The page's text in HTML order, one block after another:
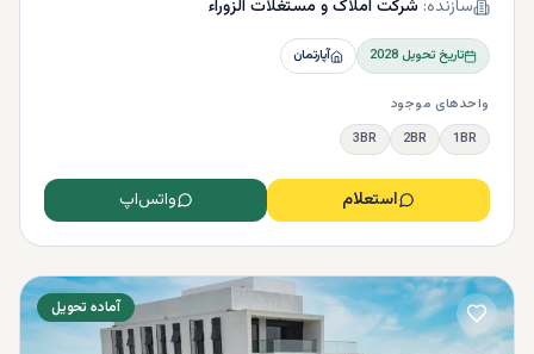
سازنده: شرکت املاک و مستغلات الزوراء
تاریخ تحویل2028 آپارتمان
واحدهای موجود
1BR
2BR
3BR
استعلام واتس‌اپ
آماده تحویل